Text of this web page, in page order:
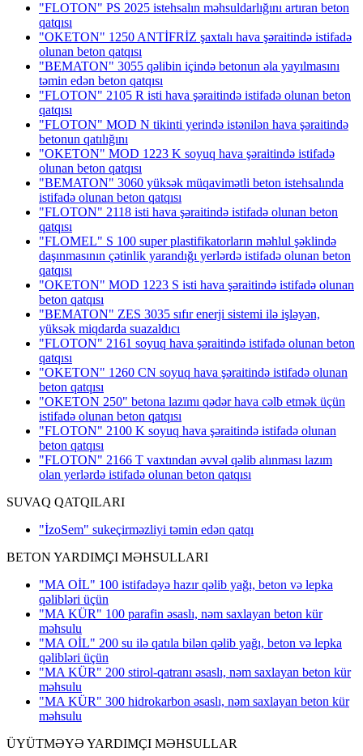
"FLOTON" PS 2025 istehsalın məhsuldarlığını artıran beton
qatqısı
"OKETON" 1250 ANTİFRİZ şaxtalı hava şəraitində istifadə
olunan beton qatqısı
"BEMATON" 3055 qəlibin içində betonun əla yayılmasını
təmin edən beton qatqısı
"FLOTON" 2105 R isti hava şəraitində istifadə olunan beton
qatqısı
"FLOTON" MOD N tikinti yerində istənilən hava şəraitində
betonun qatılığını
"OKETON" MOD 1223 K soyuq hava şəraitində istifadə
olunan beton qatqısı
"BEMATON" 3060 yüksək müqavimətli beton istehsalında
istifadə olunan beton qatqısı
"FLOTON" 2118 isti hava şəraitində istifadə olunan beton
qatqısı
"FLOMEL" S 100 super plastifikatorların məhlul şəklində
daşınmasının çətinlik yarandığı yerlərdə istifadə olunan beton
qatqısı
"OKETON" MOD 1223 S isti hava şəraitində istifadə olunan
beton qatqısı
"BEMATON" ZES 3035 sıfır enerji sistemi ilə işləyən,
yüksək miqdarda suazaldıcı
"FLOTON" 2161 soyuq hava şəraitində istifadə olunan beton
qatqısı
"OKETON" 1260 CN soyuq hava şəraitində istifadə olunan
beton qatqısı
"OKETON 250" betona lazımı qədər hava cəlb etmək üçün
istifadə olunan beton qatqısı
"FLOTON" 2100 K soyuq hava şəraitində istifadə olunan
beton qatqısı
"FLOTON" 2166 T vaxtından əvvəl qəlib alınması lazım
olan yerlərdə istifadə olunan beton qatqısı
SUVAQ QATQILARI
"İzoSem" sukeçirməzliyi təmin edən qatqı
BETON YARDIMÇI MƏHSULLARI
"MA OİL" 100 istifadəyə hazır qəlib yağı, beton və lepka
qəlibləri üçün
"MA KÜR" 100 parafin əsaslı, nəm saxlayan beton kür
məhsulu
"MA OİL" 200 su ilə qatıla bilən qəlib yağı, beton və lepka
qəlibləri üçün
"MA KÜR" 200 stirol-qatranı əsaslı, nəm saxlayan beton kür
məhsulu
"MA KÜR" 300 hidrokarbon əsaslı, nəm saxlayan beton kür
məhsulu
ÜYÜTMƏYƏ YARDIMÇI MƏHSULLAR